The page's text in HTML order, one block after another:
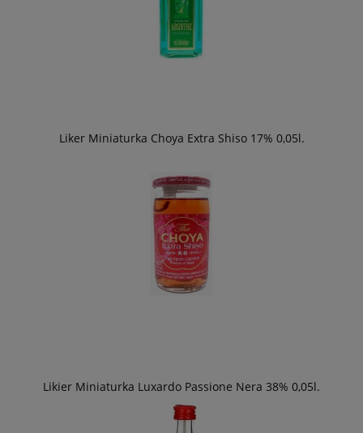
Liker Miniaturka Choya Extra Shiso 17% 0,05l.
Likier Miniaturka Luxardo Passione Nera 38% 0,05l.